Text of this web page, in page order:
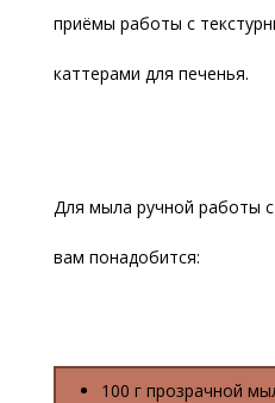
приёмы работы с
каттерами для печенья.
Для мыла ручной работы
вам понадобится:
100 г прозрачной